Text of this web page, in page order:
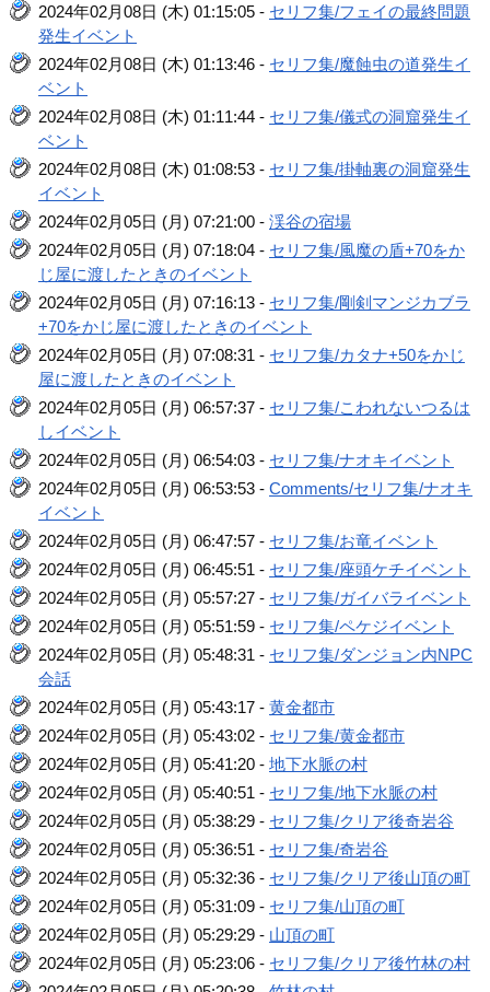
2024年02月08日 (木) 01:15:05 - セリフ集/フェイの最終問題
発生イベント
2024年02月08日 (木) 01:13:46 - セリフ集/魔蝕虫の道発生イ
ベント
2024年02月08日 (木) 01:11:44 - セリフ集/儀式の洞窟発生イ
ベント
2024年02月08日 (木) 01:08:53 - セリフ集/掛軸裏の洞窟発生
イベント
2024年02月05日 (月) 07:21:00 -渓谷の宿場
2024年02月05日 (月) 07:18:04 - セリフ集/風魔の盾+70をか
じ屋に渡したときのイベント
2024年02月05日 (月) 07:16:13 - セリフ集/剛剣マンジカブラ
+70をかじ屋に渡したときのイベント
2024年02月05日 (月) 07:08:31 - セリフ集/カタナ+50をかじ
屋に渡したときのイベント
2024年02月05日 (月) 06:57:37 - セリフ集/こわれないつるは
しイベント
2024年02月05日 (月) 06:54:03 - セリフ集/ナオキイベント
2024年02月05日 (月) 06:53:53 -Comments/セリフ集/ナオキ
イベント
2024年02月05日 (月) 06:47:57 - セリフ集/お竜イベント
2024年02月05日 (月) 06:45:51 - セリフ集/座頭ケチイベント
2024年02月05日 (月) 05:57:27 - セリフ集/ガイバライベント
2024年02月05日 (月) 05:51:59 - セリフ集/ペケジイベント
2024年02月05日 (月) 05:48:31 - セリフ集/ダンジョン内NPC
会話
2024年02月05日 (月) 05:43:17 -黄金都市
2024年02月05日 (月) 05:43:02 - セリフ集/黄金都市
2024年02月05日 (月) 05:41:20 -地下水脈の村
2024年02月05日 (月) 05:40:51 - セリフ集/地下水脈の村
2024年02月05日 (月) 05:38:29 - セリフ集/クリア後奇岩谷
2024年02月05日 (月) 05:36:51 - セリフ集/奇岩谷
2024年02月05日 (月) 05:32:36 - セリフ集/クリア後山頂の町
2024年02月05日 (月) 05:31:09 - セリフ集/山頂の町
2024年02月05日 (月) 05:29:29 - 山頂の町
2024年02月05日 (月) 05:23:06 - セリフ集/クリア後竹林の村